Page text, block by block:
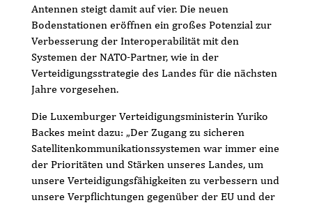
Antennen steigt damit auf vier. Die neuen
Bodenstationen eröffnen ein großes Potenzial zur
Verbesserung der Interoperabilität mit den
Systemen der NATO-Partner, wie in der
Verteidigungsstrategie des Landes für die nächsten
Jahre vorgesehen.
Die Luxemburger Verteidigungsministerin Yuriko
Backes meint dazu: „Der Zugang zu sicheren
Satellitenkommunikationssystemen war immer eine
der Prioritäten und Stärken unseres Landes, um
unsere Verteidigungsfähigkeiten zu verbessern und
unsere Verpflichtungen gegenüber der EU und der